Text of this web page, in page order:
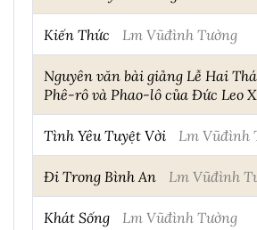
Kiến Thức Lm Vũđình Tường
Nguyên văn bài giảng Lễ Hai
Phê-rô và Phao-lô của Đức Leo
Tình Yêu Tuyệt Vời Lm Vũđình
Đi Trong Bình An Lm Vũđình
Khát Sống Lm Vũđình Tường